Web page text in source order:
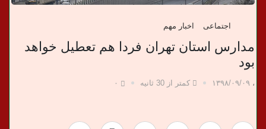
ب
ر
ی
اجتماعی اخبار مهم
مدارس استان تهران فردا هم تعطیل خواهد
بود
، ۱۳۹۸/۰۹/۰۹ کمتر از 30 ثانیه ۰